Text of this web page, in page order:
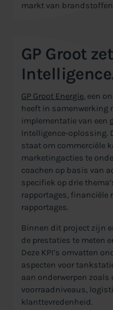
markt van
GP Groot
Intelligence
GP Groot Energie, een
heeft in samenwerking
implementatie van een
Intelligence-oplossing.
staat om commerciële
marketingacties te
coachen op basis van
specifiek op drie
rapportages, financiële
rapportages.
Binnen dit project zijn
de prestaties te meten
Deze KPI’s omvatten
aspecten voor
aan onderwerpen
voorraadniveaus,
klanttevredenheid.